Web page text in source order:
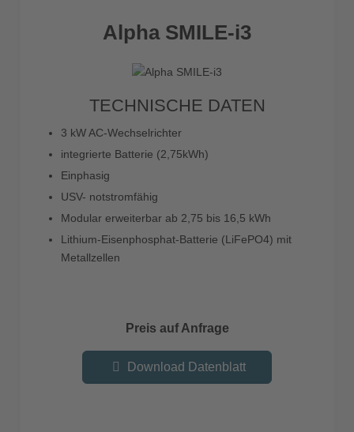
Alpha SMILE-i3
TECHNISCHE DATEN
3 kW AC-Wechselrichter
integrierte Batterie (2,75kWh)
Einphasig
USV- notstromfähig
Modular erweiterbar ab 2,75 bis 16,5 kWh
Lithium-Eisenphosphat-Batterie (LiFePO4) mit
Metallzellen
Preis auf Anfrage
Download Datenblatt